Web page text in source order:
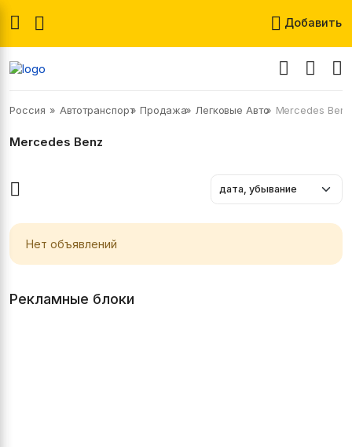
Добавить
Россия Автотранспорт Продажа Легковые Авто Mercedes Benz
Mercedes Benz
Нет объявлений
Рекламные блоки